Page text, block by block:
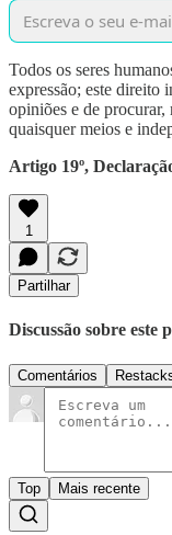
Todos os seres
expressão; este direito
opiniões e de
quaisquer meios e
Artigo 19º,
1
Partilhar
Discussão sobre este
Comentários
Top Mais recente